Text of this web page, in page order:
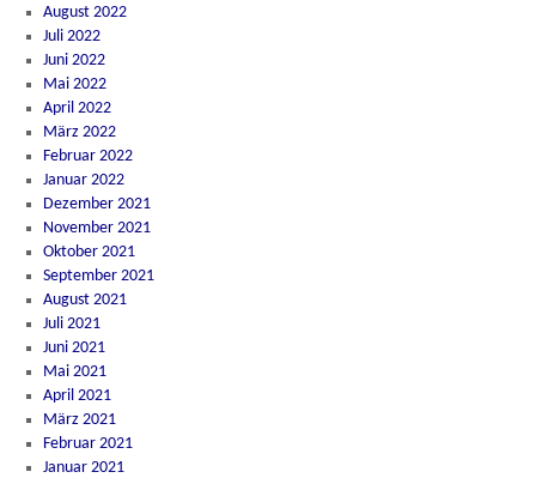
August 2022
Juli 2022
Juni 2022
Mai 2022
April 2022
März 2022
Februar 2022
Januar 2022
Dezember 2021
November 2021
Oktober 2021
September 2021
August 2021
Juli 2021
Juni 2021
Mai 2021
April 2021
März 2021
Februar 2021
Januar 2021